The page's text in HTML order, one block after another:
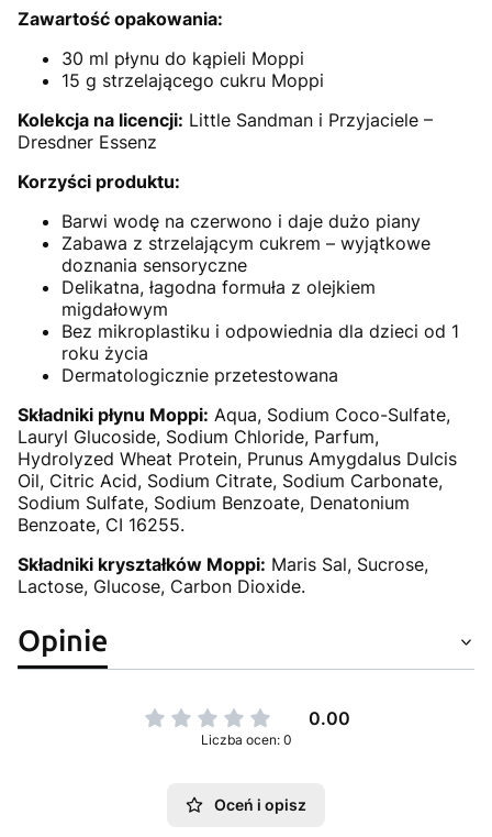
Zawartość opakowania:
30 ml płynu do kąpieli Moppi
15 g strzelającego cukru Moppi
Kolekcja na licencji: Little Sandman i Przyjaciele –
Dresdner Essenz
Korzyści produktu:
Barwi wodę na czerwono i daje dużo piany
Zabawa z strzelającym cukrem – wyjątkowe
doznania sensoryczne
Delikatna, łagodna formuła z olejkiem
migdałowym
Bez mikroplastiku i odpowiednia dla dzieci od 1
roku życia
Dermatologicznie przetestowana
Składniki płynu Moppi: Aqua, Sodium Coco-Sulfate,
Lauryl Glucoside, Sodium Chloride, Parfum,
Hydrolyzed Wheat Protein, Prunus Amygdalus Dulcis
Oil, Citric Acid, Sodium Citrate, Sodium Carbonate,
Sodium Sulfate, Sodium Benzoate, Denatonium
Benzoate, CI 16255.
Składniki kryształków Moppi: Maris Sal, Sucrose,
Lactose, Glucose, Carbon Dioxide.
Opinie
0.00
Liczba ocen: 0
Oceń i opisz